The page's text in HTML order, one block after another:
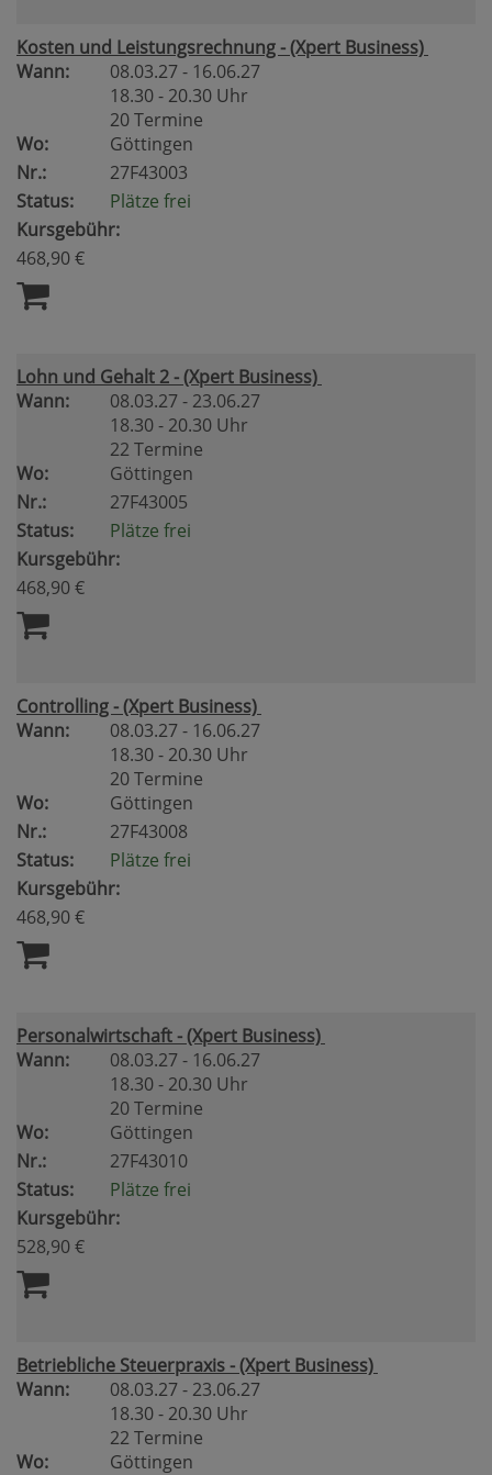
Kosten und Leistungsrechnung - (Xpert Business)
Wann:
08.03.27 - 16.06.27
18.30 - 20.30 Uhr
20 Termine
Wo:
Göttingen
Nr.:
27F43003
Status:
Plätze frei
Kursgebühr:
468,90 €
Lohn und Gehalt 2 - (Xpert Business)
Wann:
08.03.27 - 23.06.27
18.30 - 20.30 Uhr
22 Termine
Wo:
Göttingen
Nr.:
27F43005
Status:
Plätze frei
Kursgebühr:
468,90 €
Controlling - (Xpert Business)
Wann:
08.03.27 - 16.06.27
18.30 - 20.30 Uhr
20 Termine
Wo:
Göttingen
Nr.:
27F43008
Status:
Plätze frei
Kursgebühr:
468,90 €
Personalwirtschaft - (Xpert Business)
Wann:
08.03.27 - 16.06.27
18.30 - 20.30 Uhr
20 Termine
Wo:
Göttingen
Nr.:
27F43010
Status:
Plätze frei
Kursgebühr:
528,90 €
Betriebliche Steuerpraxis - (Xpert Business)
Wann:
08.03.27 - 23.06.27
18.30 - 20.30 Uhr
22 Termine
Wo:
Göttingen